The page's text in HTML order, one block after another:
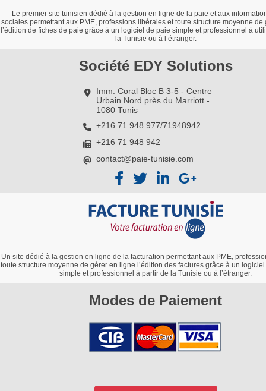
Le premier site tunisien dédié à la gestion en ligne de la paie et aux
sociales permettant aux PME, professions libérales et toute structure moyenne de
l’édition de fiches de paie grâce à un logiciel de paie simple et professionnel à
la Tunisie ou à l’étranger.
Société EDY Solutions
Imm. Coral Bloc B 3-5 - Centre
Urbain Nord près du Marriott -
1080 Tunis
+216 71 948 977/71948942
+216 71 948 942
contact@paie-tunisie.com
Modes de Paiement
Un site dédié à la gestion en ligne de la facturation permettant aux PME,
toute structure moyenne de gérer en ligne l’édition des factures grâce à un
simple et professionnel à partir de la Tunisie ou à l’étranger.